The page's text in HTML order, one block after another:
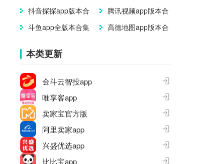
抖音探探app版本合
腾讯视频app版本合
斗鱼app全版本合集
高德地图app版本合
本类更新
金斗云智投app
唯享客app
卖家宝官方版
阿里卖家app
兴盛优选app
比比宝app